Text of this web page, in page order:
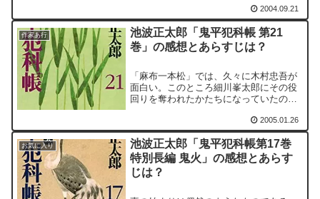
象的なのは、二編目の「臆病剣松風」と
「宿命剣鬼走り」である。
2004.09.21
作家あ行
池波正太郎「鬼平犯科帳 第21
巻」の感想とあらすじは？
「麻布一本松」では、久々に木村忠吾が
面白い。このところ細川峯太郎にその役
回りを奪われたかたちになっていたのだ
はこうでなくてはならない。特に、最後
の場面は久々に可笑しかった。
2005.01.26
お気に入り
池波正太郎「鬼平犯科帳第17巻
特別長編 鬼火」の感想とあらす
じは？